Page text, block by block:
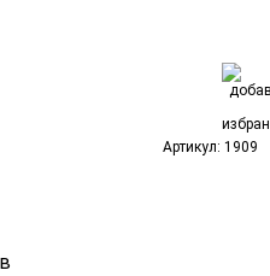
Артикул: 1909